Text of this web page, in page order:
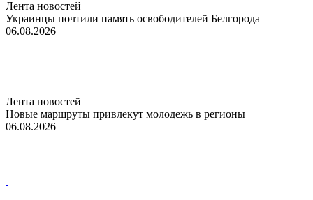
Лента новостей
Украинцы почтили память освободителей Белгорода
06.08.2026
Лента новостей
Новые маршруты привлекут молодежь в регионы
06.08.2026